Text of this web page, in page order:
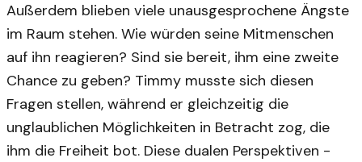
Außerdem blieben viele unausgesprochene Ängste
im Raum stehen. Wie würden seine Mitmenschen
auf ihn reagieren? Sind sie bereit, ihm eine zweite
Chance zu geben? Timmy musste sich diesen
Fragen stellen, während er gleichzeitig die
unglaublichen Möglichkeiten in Betracht zog, die
ihm die Freiheit bot. Diese dualen Perspektiven -